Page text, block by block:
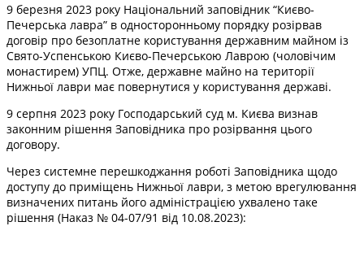
9 березня 2023 року Національний заповідник “Києво-
Печерська лавра” в односторонньому порядку розірвав
договір про безоплатне користування державним майном із
Свято-Успенською Києво-Печерською Лаврою (чоловічим
монастирем) УПЦ. Отже, державне майно на території
Нижньої лаври має повернутися у користування державі.
9 серпня 2023 року Господарський суд м. Києва визнав
законним рішення Заповідника про розірвання цього
договору.
Через системне перешкоджання роботі Заповідника щодо
доступу до приміщень Нижньої лаври, з метою врегулювання
визначених питань його адміністрацією ухвалено таке
рішення (Наказ № 04-07/91 від 10.08.2023):